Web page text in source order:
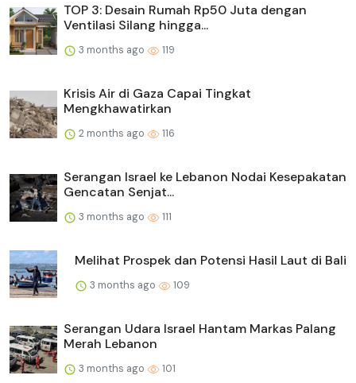
TOP 3: Desain Rumah Rp50 Juta dengan
Ventilasi Silang hingga...
3 months ago 119
Krisis Air di Gaza Capai Tingkat
Mengkhawatirkan
2 months ago 116
Serangan Israel ke Lebanon Nodai Kesepakatan
Gencatan Senjat...
3 months ago 111
Melihat Prospek dan Potensi Hasil Laut di Bali
3 months ago 109
Serangan Udara Israel Hantam Markas Palang
Merah Lebanon
3 months ago 101